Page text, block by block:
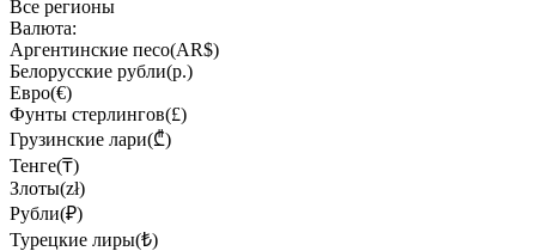
Все регионы
Валюта:
Аргентинские песо(AR$)
Белорусские рубли(р.)
Евро(€)
Фунты стерлингов(£)
Грузинские лари(₾)
Тенге(₸)
Злоты(zł)
Рубли(₽)
Турецкие лиры(₺)